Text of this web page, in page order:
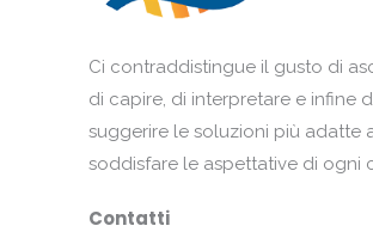
Ci contraddistingue il gusto di
di capire, di interpretare e infine
suggerire le soluzioni più adatte
soddisfare le aspettative di ogni
Contatti